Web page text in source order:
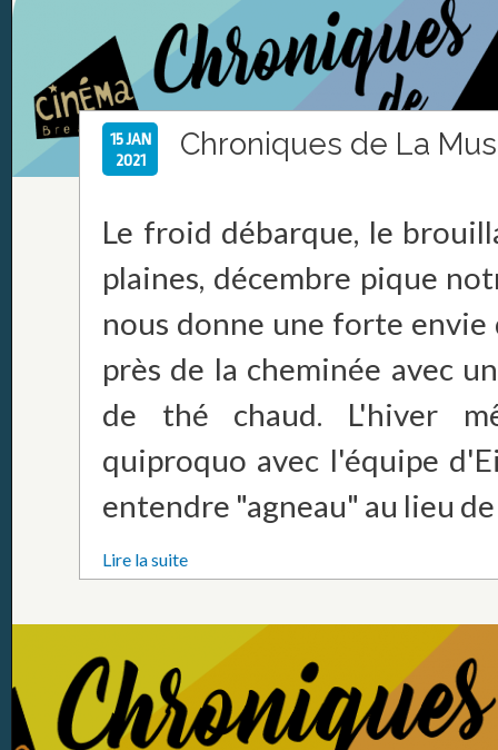
15 JAN
2021
Chroniques de La
Le froid débarque, le
plaines, décembre pique
nous donne une forte
près de la cheminée avec
de thé chaud. L'hiver
quiproquo avec l'équipe
entendre "agneau" au lieu
Lire la suite